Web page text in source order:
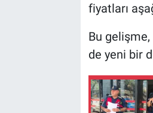
fiyatları
Bu
de yeni bir